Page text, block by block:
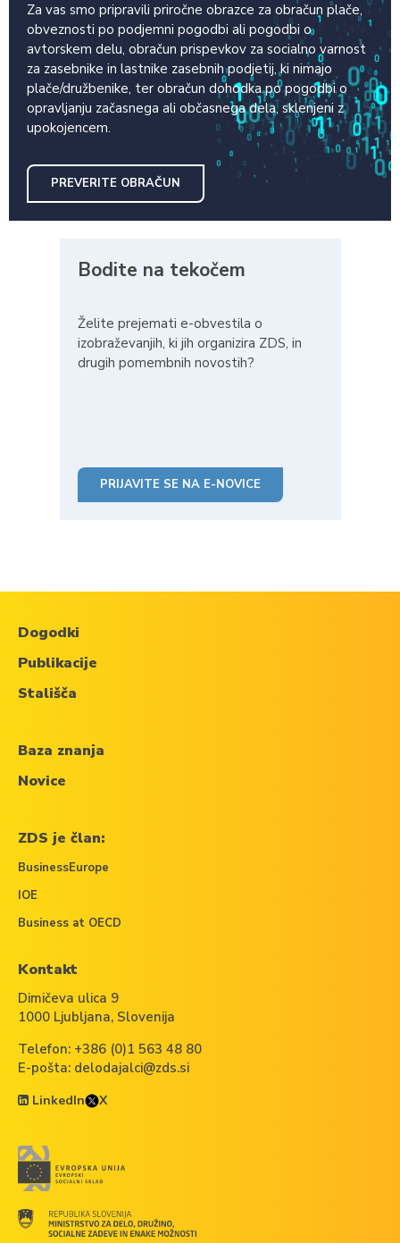
Za vas smo pripravili priročne obrazce za obračun plače,
obveznosti po podjemni pogodbi ali pogodbi o
avtorskem delu, obračun prispevkov za socialno varnost
za zasebnike in lastnike zasebnih podjetij, ki nimajo
plače/družbenike, ter obračun dohodka po pogodbi o
opravljanju začasnega ali občasnega dela, sklenjeni z
upokojencem.
PREVERITE OBRAČUN
Bodite na tekočem
Želite prejemati e-obvestila o
izobraževanjih, ki jih organizira ZDS, in
drugih pomembnih novostih?
PRIJAVITE SE NA E-NOVICE
Dogodki
Publikacije
Stališča
Baza znanja
Novice
ZDS je član:
BusinessEurope
IOE
Business at OECD
Kontakt
Dimičeva ulica 9
1000 Ljubljana, Slovenija
Telefon: +386 (0)1 563 48 80
E-pošta: delodajalci@zds.si
LinkedIn X